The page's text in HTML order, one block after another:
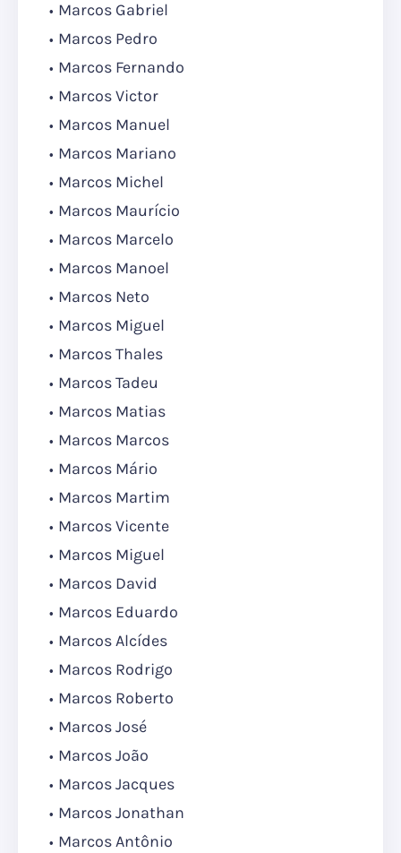
Marcos Gabriel
Marcos Pedro
Marcos Fernando
Marcos Victor
Marcos Manuel
Marcos Mariano
Marcos Michel
Marcos Maurício
Marcos Marcelo
Marcos Manoel
Marcos Neto
Marcos Miguel
Marcos Thales
Marcos Tadeu
Marcos Matias
Marcos Marcos
Marcos Mário
Marcos Martim
Marcos Vicente
Marcos Miguel
Marcos David
Marcos Eduardo
Marcos Alcídes
Marcos Rodrigo
Marcos Roberto
Marcos José
Marcos João
Marcos Jacques
Marcos Jonathan
Marcos Antônio